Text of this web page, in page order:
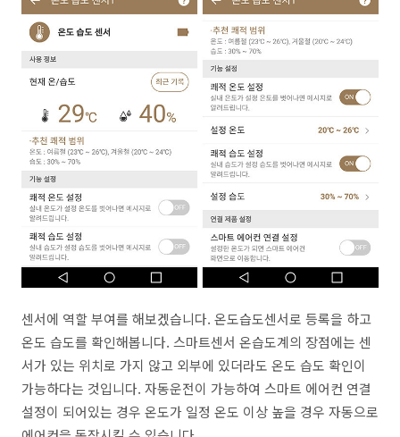
센서에 역할 부여를 해보겠습니다. 온도습도센서로 등록을 하고
온도 습도를 확인해봅니다. 스마트센서 온습도계의 장점에는 센
서가 있는 위치로 가지 않고 외부에 있더라도 온도 습도 확인이
가능하다는 것입니다. 자동운전이 가능하여 스마트 에어컨 연결
설정이 되어있는 경우 온도가 일정 온도 이상 높을 경우 자동으로